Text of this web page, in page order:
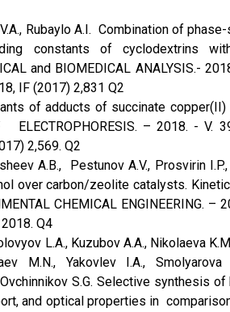
Rubaylo A.I. Combination of
constants of cyclodextrins
and BIOMEDICAL ANALYSIS.-
IF (2017) 2,831 Q2
of adducts of succinate
– 2018. - V.
2,569. Q2
A.B., Pestunov A.V., Prosvirin I.P.,
over carbon/zeolite catalysts.
CHEMICAL ENGINEERING.
Q4
L.A., Kuzubov A.A., Nikolaeva
M.N., Yakovlev I.A.,
Ovchinnikov S.G. Selective synthesis
and optical properties in